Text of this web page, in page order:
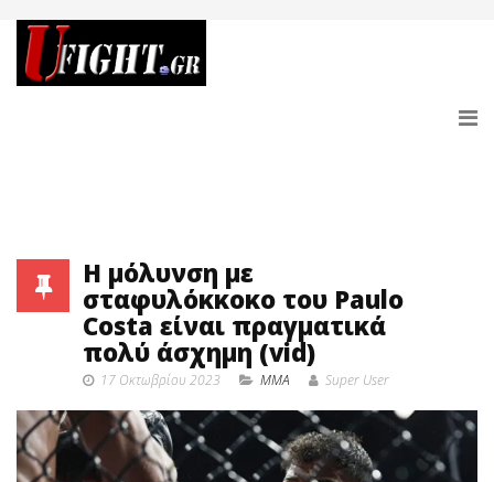
Η μόλυνση με
σταφυλόκκοκο του Paulo
Costa είναι πραγματικά
πολύ άσχημη (vid)
17 Οκτωβρίου 2023 MMA Super User